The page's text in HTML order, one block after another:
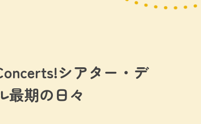
シアター・デ
期の日々